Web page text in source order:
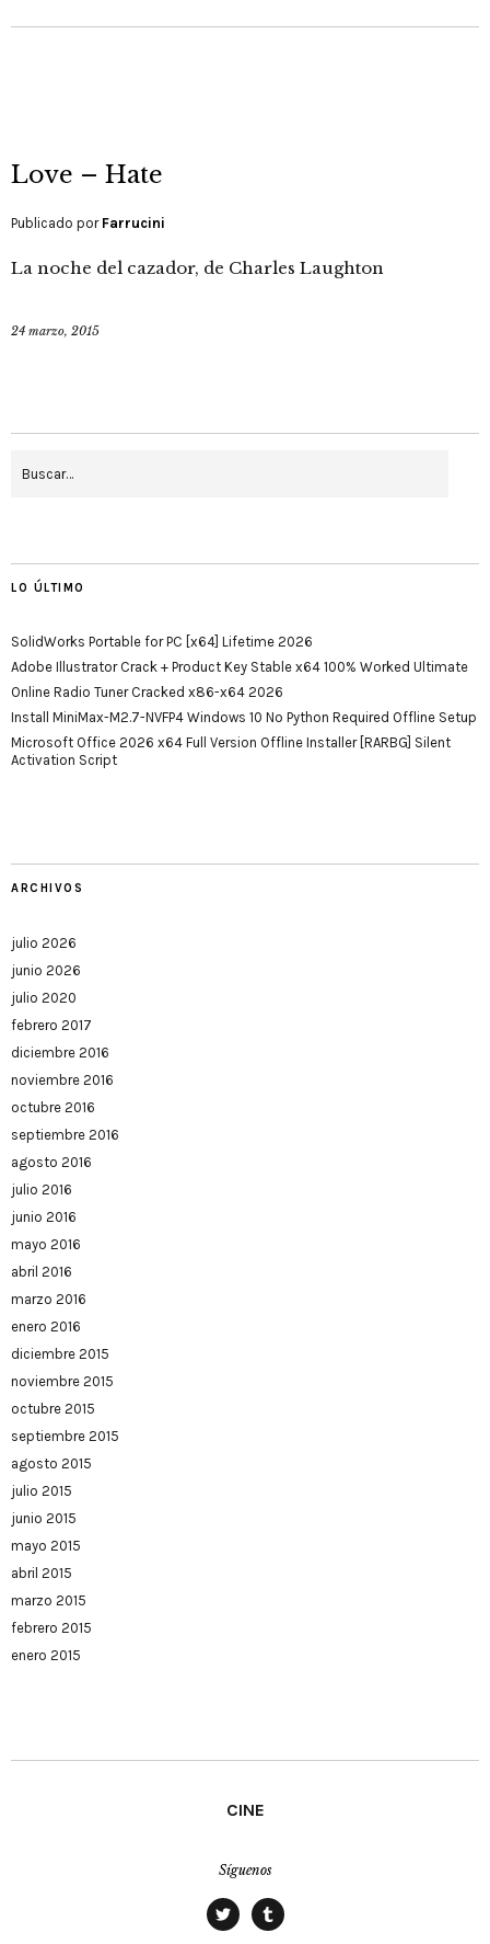
Love – Hate
Publicado por Farrucini
La noche del cazador, de Charles Laughton
24 marzo, 2015
LO ÚLTIMO
SolidWorks Portable for PC [x64] Lifetime 2026
Adobe Illustrator Crack + Product Key Stable x64 100% Worked Ultimate
Online Radio Tuner Cracked x86-x64 2026
Install MiniMax-M2.7-NVFP4 Windows 10 No Python Required Offline Setup
Microsoft Office 2026 x64 Full Version Offline Installer [RARBG] Silent
Activation Script
ARCHIVOS
julio 2026
junio 2026
julio 2020
febrero 2017
diciembre 2016
noviembre 2016
octubre 2016
septiembre 2016
agosto 2016
julio 2016
junio 2016
mayo 2016
abril 2016
marzo 2016
enero 2016
diciembre 2015
noviembre 2015
octubre 2015
septiembre 2015
agosto 2015
julio 2015
junio 2015
mayo 2015
abril 2015
marzo 2015
febrero 2015
enero 2015
CINE
Síguenos